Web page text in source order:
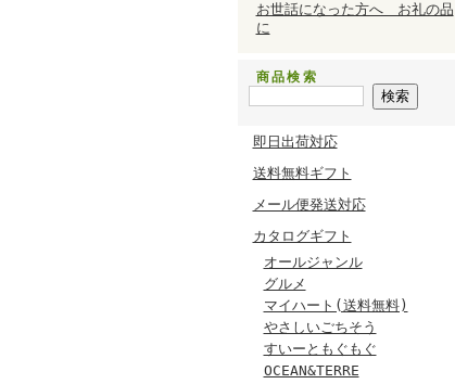
お世話になった方へ お礼の品
に
商品検索
即日出荷対応
送料無料ギフト
メール便発送対応
カタログギフト
オールジャンル
グルメ
マイハート(送料無料)
やさしいごちそう
すいーともぐもぐ
OCEAN&TERRE